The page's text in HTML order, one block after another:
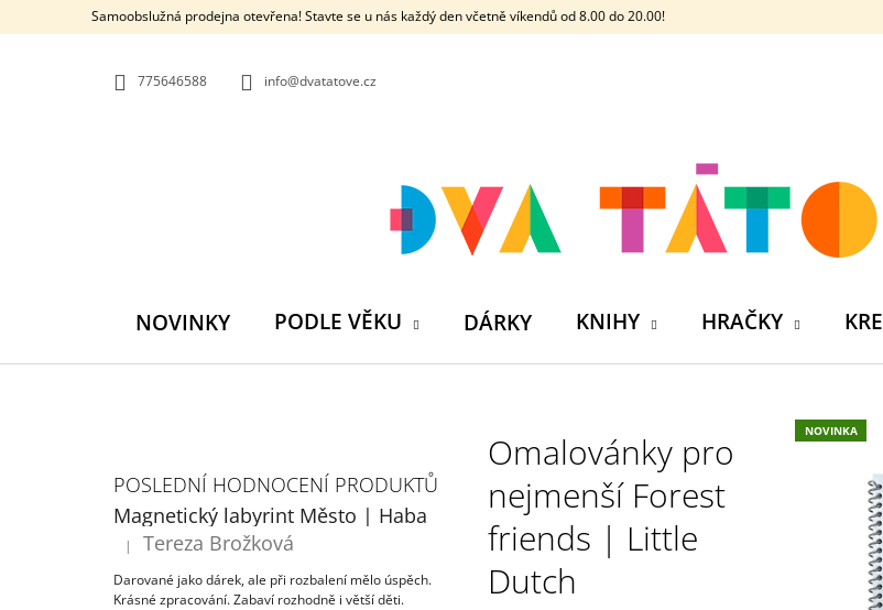
Samoobslužná prodejna otevřena! Stavte se u nás každý den včetně víkendů od 8.00 do 20.00!
775646588 info@dvatatove.cz
NOVINKY PODLE VĚKU DÁRKY KNIHY HRAČKY
POSLEDNÍ HODNOCENÍ PRODUKTŮ
Magnetický labyrint Město | Haba
Hodnocení produktu je 5 z 5 hvězdiček.
| Tereza Brožková
Darované jako dárek, ale při rozbalení mělo úspěch.
Krásné zpracování. Zabaví rozhodně i větší děti.
Omalovánky pro
nejmenší Forest
friends | Little
Dutch
NOVINKA
O
HLEDAT
MŮJ PRÁZDNINOVÝ KÁMOŠ - KNIHA
ÚKOLŮ A AKTIVIT (3 - 6 LET) | DVA
TÁTOVÉ
199 Kč
ČELOVKA - ČESKÁ HÁDACÍ HRA SE 4
ČELENKAMI A KARTAMI | DVA TÁTOVÉ
499 Kč
55